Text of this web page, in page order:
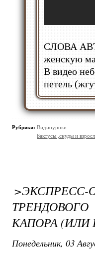
СЛОВА
женскую
В видео
петель
Рубрики: Видиоуроки
Бактусы ,снуды и
КАПОРА
Понедельник, 03